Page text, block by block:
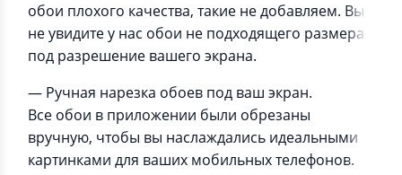
обои плохого качества, такие не добавляем. Вы
не увидите у нас обои не подходящего размера
под разрешение вашего экрана.
— Ручная нарезка обоев под ваш экран.
Все обои в приложении были обрезаны
вручную, чтобы вы наслаждались идеальными
картинками для ваших мобильных телефонов.